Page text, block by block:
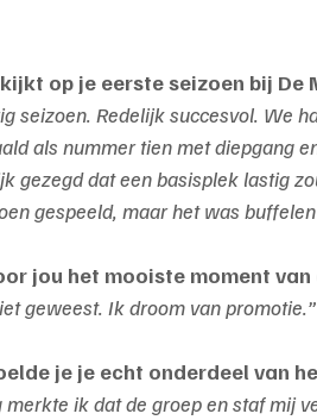
op je eerste seizoen bij De
seizoen. Redelijk succesvol. We
als nummer tien met diepgang
gezegd dat een basisplek lastig
gespeeld, maar het was
jou het mooiste moment
geweest. Ik droom van promotie.”
je je echt onderdeel van
merkte ik dat de groep en staf mij